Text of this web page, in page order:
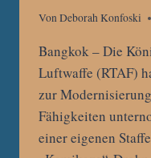
VonDeborah Konfoski
Bangkok – Die
Luftwaffe (RTAF)
zur
Fähigkeiten
einer eigenen